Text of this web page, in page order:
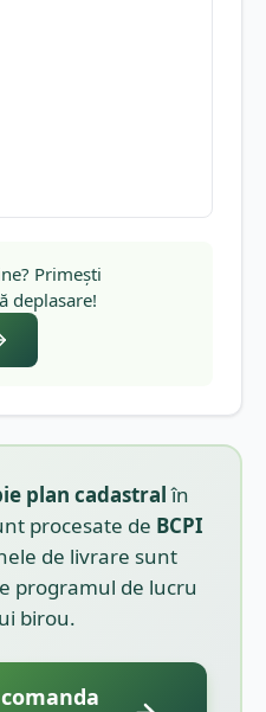
Primești
deplasare!
plan cadastralîn
procesate de BCPI
de livrare sunt
programul de lucru
birou.